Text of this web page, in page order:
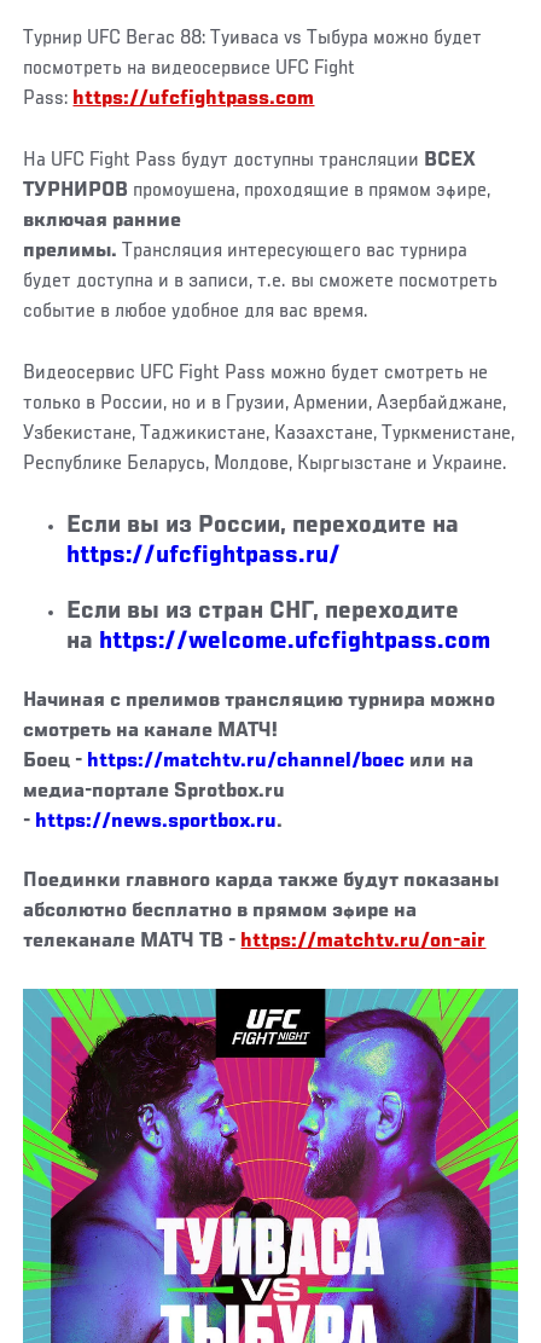
Турнир UFC Вегас 88: Туиваса vs Тыбура можно будет
посмотреть на видеосервисе UFC Fight
Pass: https://ufcfightpass.com
На UFC Fight Pass будут доступны трансляции ВСЕХ
ТУРНИРОВ промоушена, проходящие в прямом эфире,
включая ранние
прелимы. Трансляция интересующего вас турнира
будет доступна и в записи, т.е. вы сможете посмотреть
событие в любое удобное для вас время.
Видеосервис UFC Fight Pass можно будет смотреть не
только в России, но и в Грузии, Армении, Азербайджане,
Узбекистане, Таджикистане, Казахстане, Туркменистане,
Республике Беларусь, Молдове, Кыргызстане и Украине.
Если вы из России, переходите на
https://ufcfightpass.ru/
Если вы из стран СНГ, переходите
на https://welcome.ufcfightpass.com
Начиная с прелимов трансляцию турнира можно
смотреть на канале МАТЧ!
Боец - https://matchtv.ru/channel/boec или на
медиа-портале Sprotbox.ru
- https://news.sportbox.ru.
Поединки главного карда также будут показаны
абсолютно бесплатно в прямом эфире на
телеканале МАТЧ ТВ - https://matchtv.ru/on-air